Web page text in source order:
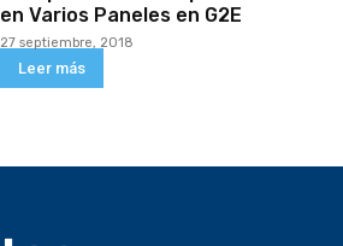
en Varios Paneles en G2E
27 septiembre, 2018
Leer más